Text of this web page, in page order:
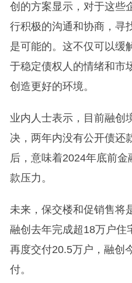
创的方案显示，对于这些
行积极的沟通和协商，寻
是可能的。这不仅可以缓
于稳定债权人的情绪和市
创造更好的环境。
业内人士表示，目前融创
决，两年内没有公开债还
后，意味着2024年底前
款压力。
未来，保交楼和促销售将
融创去年完成超18万户住
再度交付20.5万户，融创
付。